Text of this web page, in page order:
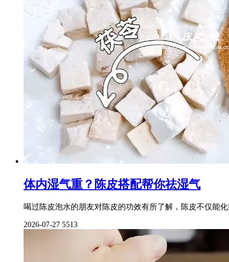
体内湿气重？陈皮搭配帮你祛湿气
喝过陈皮泡水的朋友对陈皮的功效有所了解，陈皮不仅能
2026-07-27 5513